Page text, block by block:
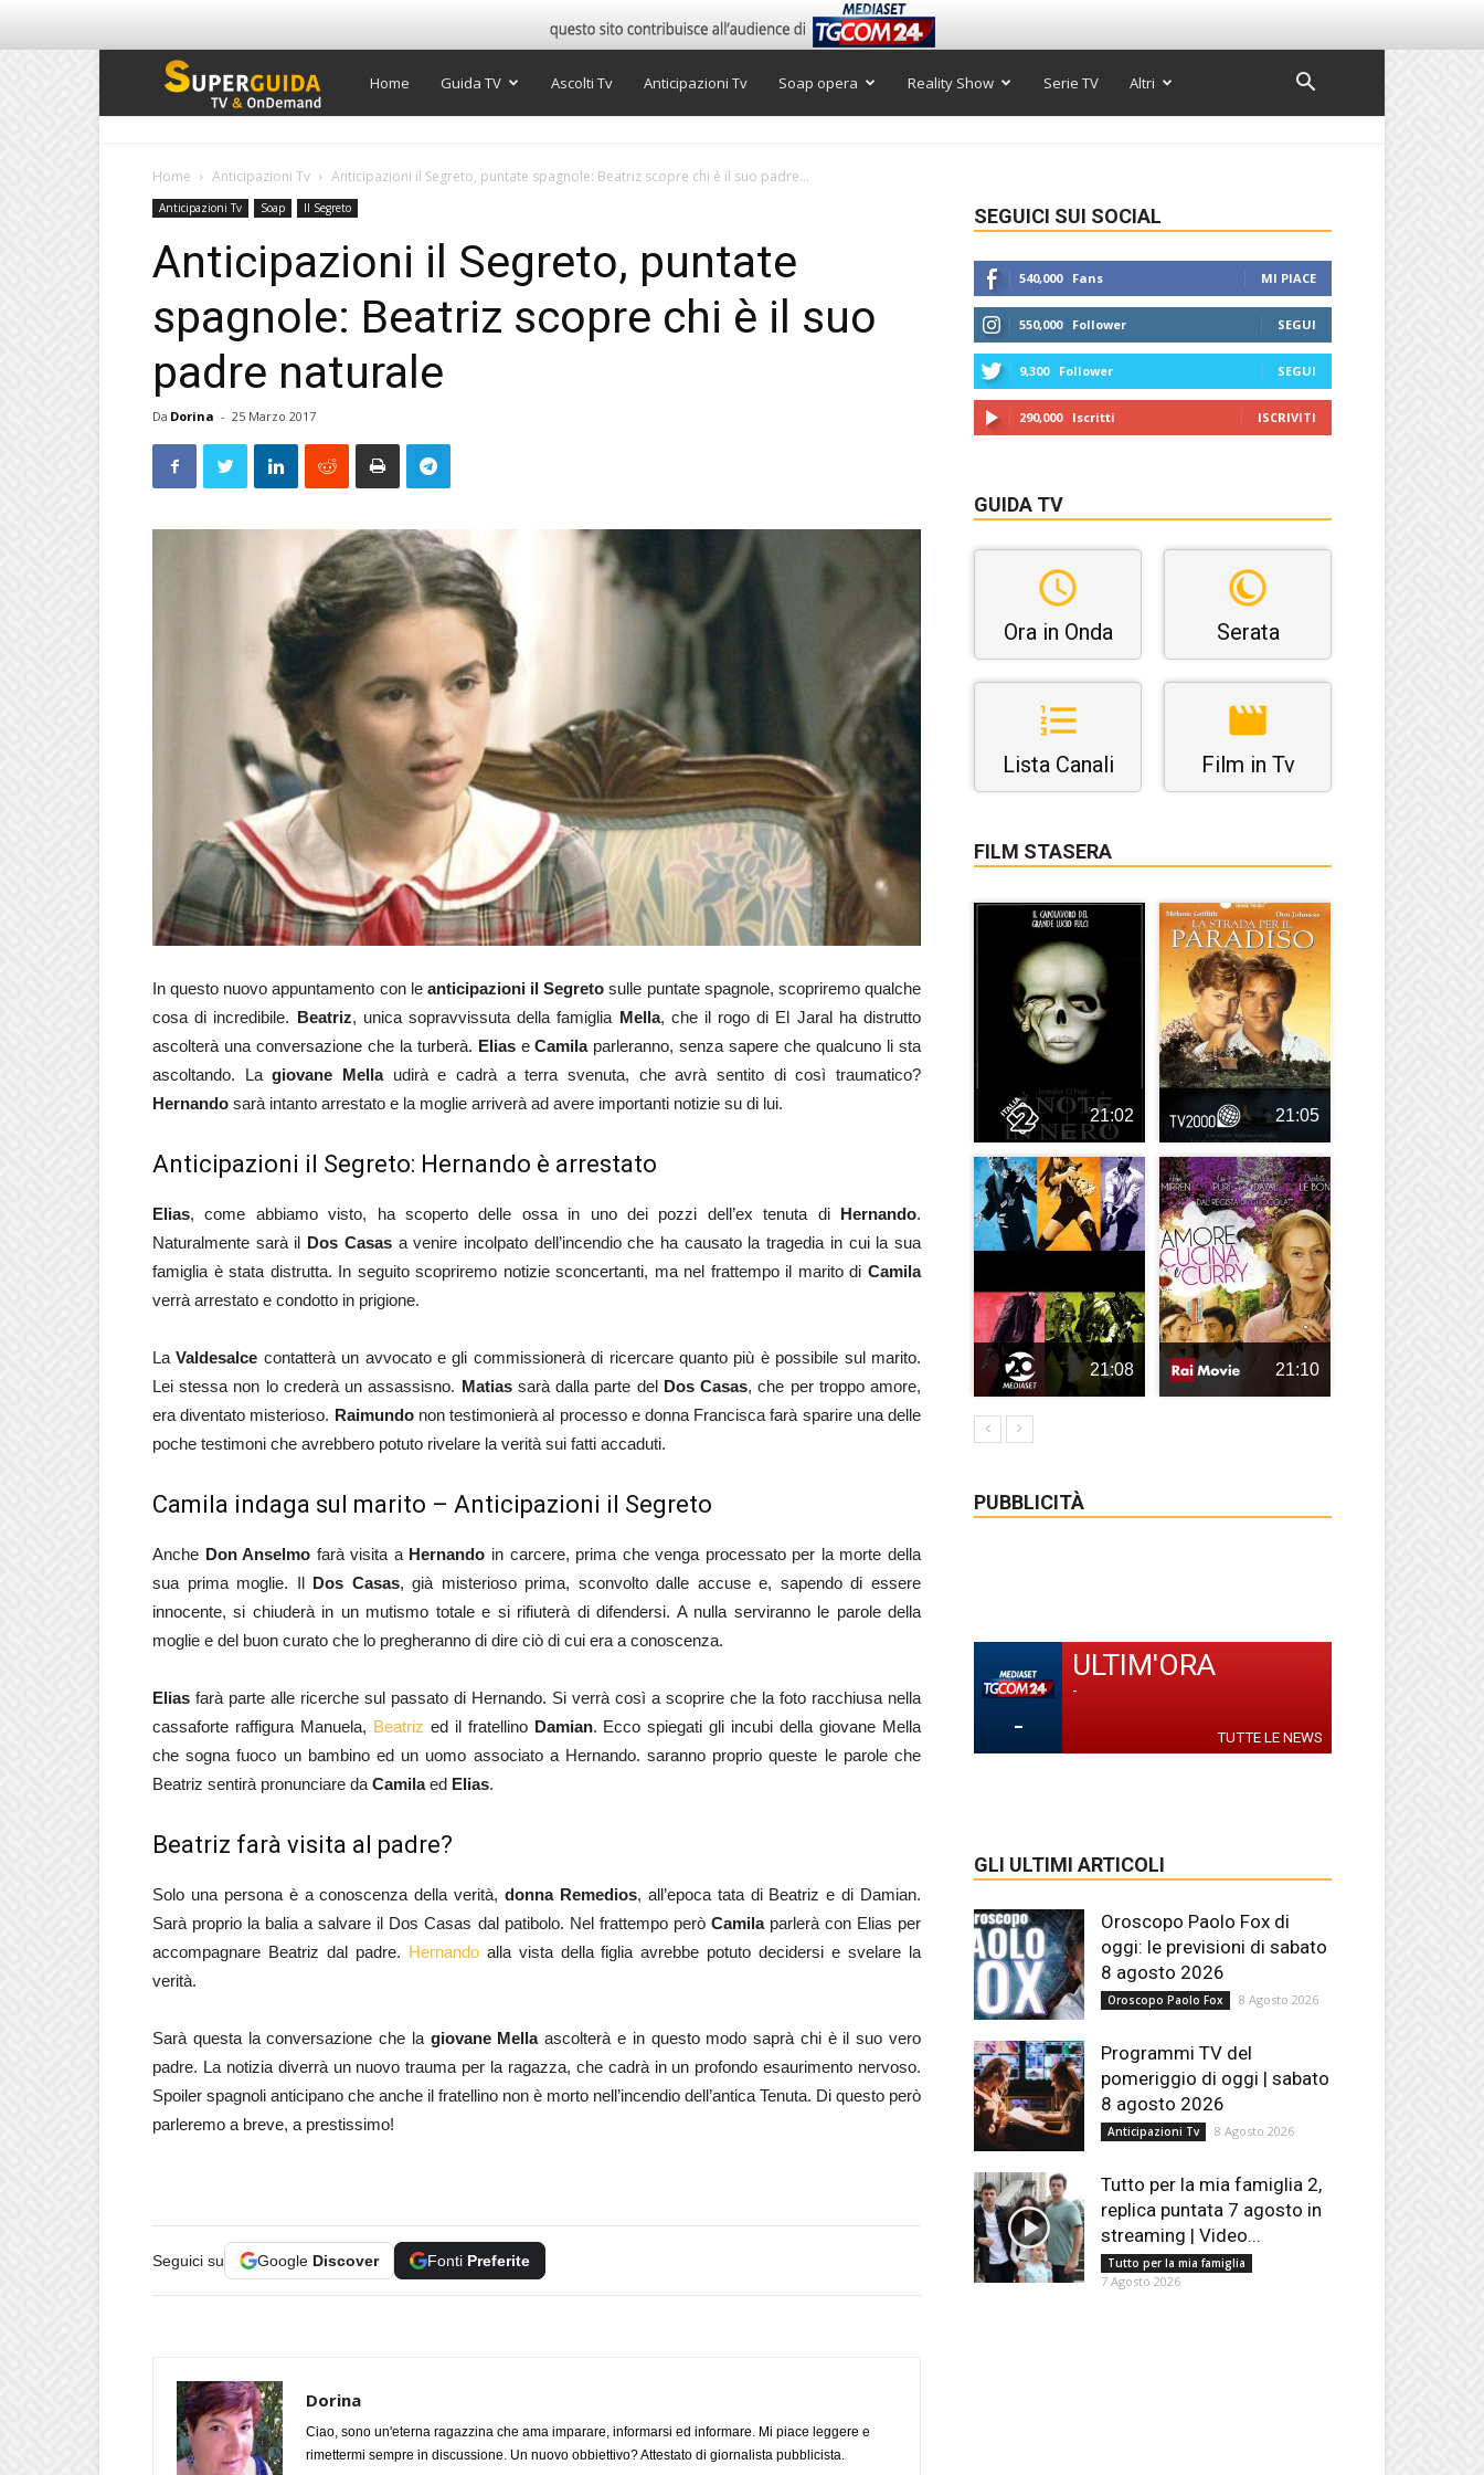
Super
TV
Home Guida TV Ascolti Tv Anticipazioni Tv Soap opera Reality Show Serie TV Altri
Home Anticipazioni Tv Anticipazioni il Segreto, puntate spagnole: Beatriz scopre chi è il suo padre...
Anticipazioni Tv Soap Il Segreto
Anticipazioni il Segreto, puntate
spagnole: Beatriz scopre chi è il suo
padre naturale
Da Dorina - 25 Marzo 2017
In questo nuovo appuntamento con leanticipazioni il Segreto sulle puntate spagnole, scopriremo qualche
cosa di incredibile. Beatriz, unica sopravvissuta della famiglia Mella, che il rogo di El Jaral ha distrutto
ascolterà una conversazione che la turberà. EliaseCamilaparleranno, senza sapere che qualcuno li sta
ascoltando. Lagiovane Mellaudirà e cadrà a terra svenuta, che avrà sentito di così traumatico?
Hernando sarà intanto arrestato e la moglie arriverà ad avere importanti notizie su di lui.
Anticipazioni il Segreto: Hernando è arrestato
Elias, come abbiamo visto, ha scoperto delle ossa in uno dei pozzi dell’ex tenuta di Hernando.
Naturalmente sarà il Dos Casasa venire incolpato dell’incendio che ha causato la tragedia in cui la sua
famiglia è stata distrutta. In seguito scopriremo notizie sconcertanti, ma nel frattempo il marito di Camila
verrà arrestato e condotto in prigione.
LaValdesalce contatterà un avvocato e gli commissionerà di ricercare quanto più è possibile sul marito.
Lei stessa non lo crederà un assassisno. Matiassarà dalla parte del Dos Casas, che per troppo amore,
era diventato misterioso. Raimundonon testimonierà al processo e donna Francisca farà sparire una delle
poche testimoni che avrebbero potuto rivelare la verità sui fatti accaduti.
Camila indaga sul marito – Anticipazioni il Segreto
Anche Don Anselmo farà visita aHernando in carcere, prima che venga processato per la morte della
sua prima moglie. Il Dos Casas, già misterioso prima, sconvolto dalle accuse e, sapendo di essere
innocente, si chiuderà in un mutismo totale e si rifiuterà di difendersi. A nulla serviranno le parole della
moglie e del buon curato che lo pregheranno di dire ciò di cui era a conoscenza.
Elias farà parte alle ricerche sul passato di Hernando. Si verrà così a scoprire che la foto racchiusa nella
cassaforte raffigura Manuela, Beatriz ed il fratellinoDamian. Ecco spiegati gli incubi della giovane Mella
che sogna fuoco un bambino ed un uomo associato a Hernando. saranno proprio queste le parole che
Beatriz sentirà pronunciare da Camilaed Elias.
Beatriz farà visita al padre?
Solo una persona è a conoscenza della verità, donna Remedios, all’epoca tata di Beatriz e di Damian.
Sarà proprio la balia a salvare il Dos Casas dal patibolo. Nel frattempo però Camilaparlerà con Elias per
accompagnare Beatriz dal padre. Hernandoalla vista della figlia avrebbe potuto decidersi e svelare la
verità.
Sarà questa la conversazione che la giovane Mellaascolterà e in questo modo saprà chi è il suo vero
padre. La notizia diverrà un nuovo trauma per la ragazza, che cadrà in un profondo esaurimento nervoso.
Spoiler spagnoli anticipano che anche il fratellino non è morto nell’incendio dell’antica Tenuta. Di questo però
parleremo a breve, a prestissimo!
Seguici su Google Discover Fonti Preferite
Dorina
Ciao, sono un'eterna ragazzina che ama imparare, informarsi ed informare. Mi piace leggere e
rimettermi sempre in discussione. Un nuovo obbiettivo? Attestato di giornalista pubblicista.
SEGUICI SUI SOCIAL
540,000 Fans MI PIACE
550,000 Follower SEGUI
9,300 Follower SEGUI
290,000 Iscritti ISCRIVITI
GUIDA TV
Ora in Onda Serata
Lista Canali Film in Tv
FILM STASERA
21:02 21:05
21:08 21:10
PUBBLICITÀ
-
ULTIM'ORA
-
TUTTE LE NEWS
GLI ULTIMI ARTICOLI
Oroscopo Paolo Fox di
oggi: le previsioni di sabato
8 agosto 2026
Oroscopo Paolo Fox 8 Agosto 2026
Programmi TV del
pomeriggio di oggi | sabato
8 agosto 2026
Anticipazioni Tv 8 Agosto 2026
Tutto per la mia famiglia 2,
replica puntata 7 agosto in
streaming | Video...
Tutto per la mia famiglia
7 Agosto 2026